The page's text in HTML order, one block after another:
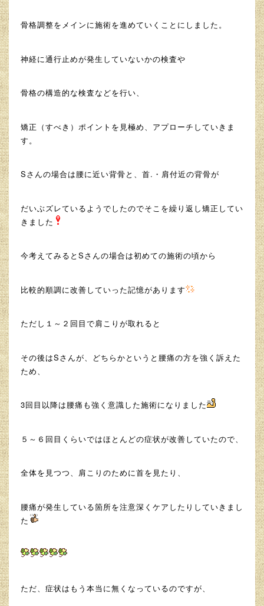
骨格調整をメインに施術を進めていくことにしました。
神経に通行止めが発生していないかの検査や
骨格の構造的な検査などを行い、
矯正（すべき）ポイントを見極め、アプローチしていきま
す。
Sさんの場合は腰に近い背骨と、首.・肩付近の背骨が
だいぶズレているようでしたのでそこを繰り返し矯正してい
きました
今考えてみるとSさんの場合は初めての施術の頃から
比較的順調に改善していった記憶があります
ただし１～２回目で肩こりが取れると
その後はSさんが、どちらかというと腰痛の方を強く訴えた
ため、
3回目以降は腰痛も強く意識した施術になりました
５～６回目くらいではほとんどの症状が改善していたので、
全体を見つつ、肩こりのために首を見たり、
腰痛が発生している箇所を注意深くケアしたりしていきまし
た
ただ、症状はもう本当に無くなっているのですが、